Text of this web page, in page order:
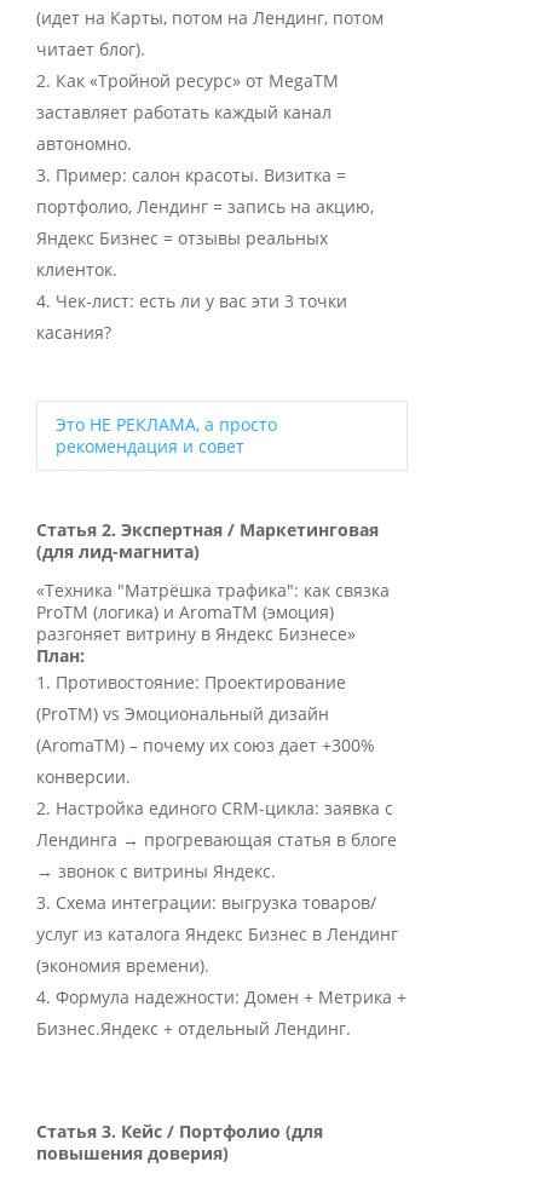
(идет на Карты, потом на Лендинг, потом
читает блог).
Как «Тройной ресурс» от MegaTM
заставляет работать каждый канал
автономно.
Пример: салон красоты. Визитка =
портфолио, Лендинг = запись на акцию,
Яндекс Бизнес = отзывы реальных
клиенток.
Чек-лист: есть ли у вас эти 3 точки
касания?
Это НЕ РЕКЛАМА, а просто
рекомендация и совет
Статья 2. Экспертная / Маркетинговая
(для лид-магнита)
«Техника "Матрёшка трафика": как связка
ProTM (логика) и AromaTM (эмоция)
разгоняет витрину в Яндекс Бизнесе»
План:
Противостояние: Проектирование
(ProTM) vs Эмоциональный дизайн
(AromaTM) – почему их союз дает +300%
конверсии.
Настройка единого CRM-цикла: заявка с
Лендинга → прогревающая статья в блоге
→ звонок с витрины Яндекс.
Схема интеграции: выгрузка товаров/
услуг из каталога Яндекс Бизнес в Лендинг
(экономия времени).
Формула надежности: Домен + Метрика +
Бизнес.Яндекс + отдельный Лендинг.
Статья 3. Кейс / Портфолио (для
повышения доверия)